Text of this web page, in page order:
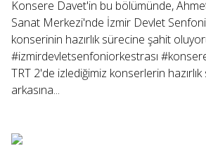
Konsere Davet'in bu bölümünde,
Sanat Merkezi'nde İzmir Devlet
konserinin hazırlık sürecine şahit
#izmirdevletsenfoniorkestrası
TRT 2'de izlediğimiz konserlerin
arkasına...